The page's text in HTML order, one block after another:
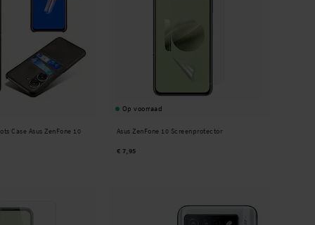
Case Asus ZenFone 10
Op voorraad
Asus ZenFone 10 Screenprotector
€ 7,95